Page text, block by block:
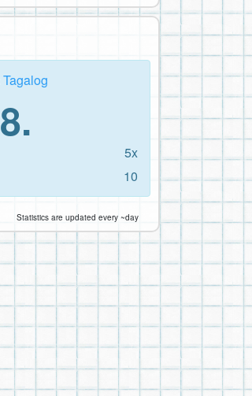
Tagalog
8.
5x
10
Statistics are updated every ~day